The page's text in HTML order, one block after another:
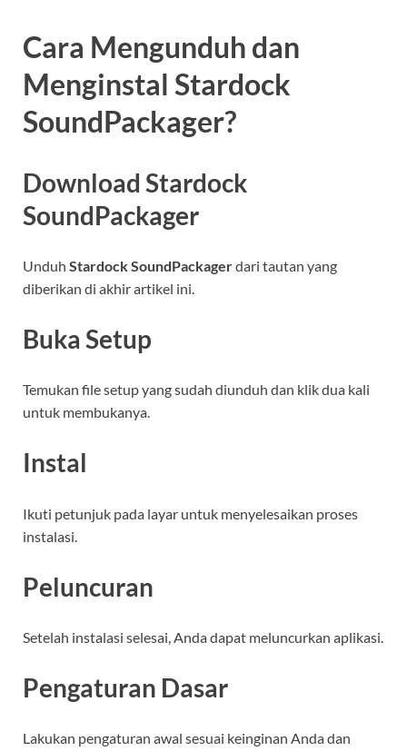
Cara Mengunduh dan
Menginstal Stardock
SoundPackager?
Download Stardock
SoundPackager
Unduh Stardock SoundPackagerdari tautan yang
diberikan di akhir artikel ini.
Buka Setup
Temukan file setup yang sudah diunduh dan klik dua kali
untuk membukanya.
Instal
Ikuti petunjuk pada layar untuk menyelesaikan proses
instalasi.
Peluncuran
Setelah instalasi selesai, Anda dapat meluncurkan aplikasi.
Pengaturan Dasar
Lakukan pengaturan awal sesuai keinginan Anda dan